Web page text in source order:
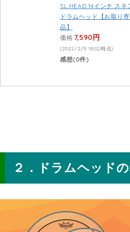
SL HEAD 14インチ スネ
ドラムヘッド【お取り
品】
価格:7,590円
(2022/2/9 18:02時点)
感想(0件)
２．ドラムヘッド